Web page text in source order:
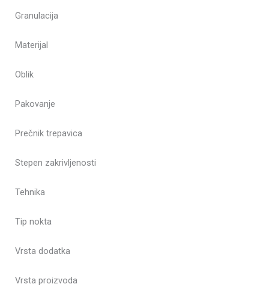
Granulacija
Materijal
Oblik
Pakovanje
Prečnik trepavica
Stepen zakrivljenosti
Tehnika
Tip nokta
Vrsta dodatka
Vrsta proizvoda